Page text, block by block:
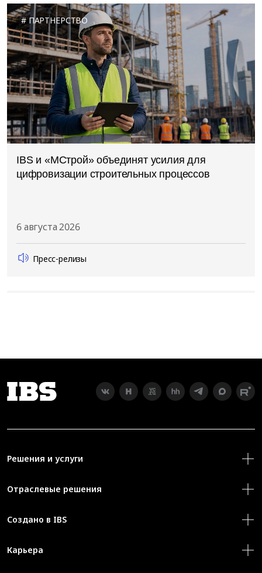
ПАРТНЕРСТВО
IBS и «МСтрой» объединят усилия для
цифровизации строительных процессов
6 августа 2026
Пресс-релизы
Решения и услуги
Отраслевые решения
Создано в IBS
Карьера